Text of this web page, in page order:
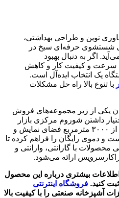
نوین و طراحی بهداشتی،
شستشوی حرفه‌ای سیخ در
اگر به دنبال بهبود
سرعت و کیفیت کار و کاهش
یک انتخاب ایده‌آل است.
با تنوع بالا راه حل مشکلات
یکی از زیر مجموعه‌های فروش
داشتن شوروم مرکزی بازار
تهران و نمایشگاه دائمی با بیش از ۳۰۰۰ مترمربع فضای نمایش و
تست و دموی رایگان را فراهم کرده تا
محصولات با گارانتی، وارانتی و
ارائه می‌شود.
اطلاعات بیشتری درباره این محصول
کنید. فروشگاه اینترنتی
آشپزخانه صنعتی را با کیفیت بالا